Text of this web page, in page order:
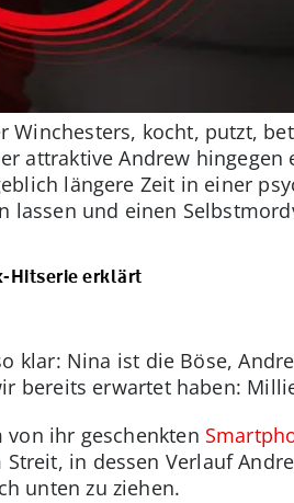
Winchesters, kocht, putzt,
attraktive Andrew
längere Zeit in einer
lassen und einen
Hitserie erklärt
klar: Nina ist die Böse,
bereits erwartet haben:
ihr geschenkten
in dessen Verlauf
unten zu ziehen.